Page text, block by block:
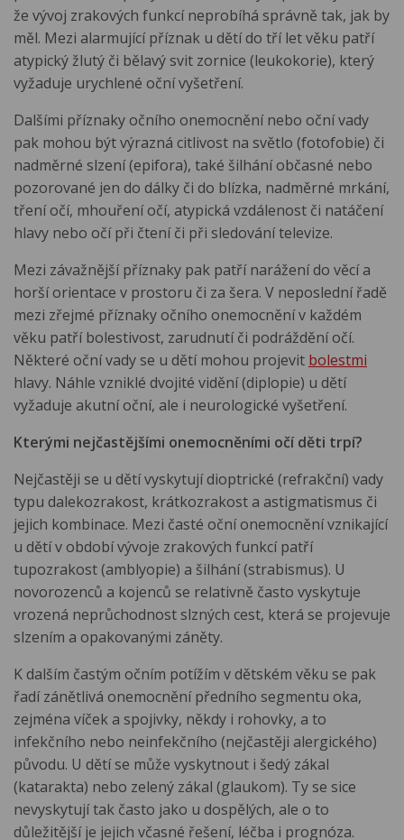
že vývoj zrakových funkcí neprobíhá správně tak, jak by
měl. Mezi alarmující příznak u dětí do tří let věku patří
atypický žlutý či bělavý svit zornice (leukokorie), který
vyžaduje urychlené oční vyšetření.
Dalšími příznaky očního onemocnění nebo oční vady
pak mohou být výrazná citlivost na světlo (fotofobie) či
nadměrné slzení (epifora), také šilhání občasné nebo
pozorované jen do dálky či do blízka, nadměrné mrkání,
tření očí, mhouření očí, atypická vzdálenost či natáčení
hlavy nebo očí při čtení či při sledování televize.
Mezi závažnější příznaky pak patří narážení do věcí a
horší orientace v prostoru či za šera. V neposlední řadě
mezi zřejmé příznaky očního onemocnění v každém
věku patří bolestivost, zarudnutí či podráždění očí.
Některé oční vady se u dětí mohou projevit bolestmi
hlavy. Náhle vzniklé dvojité vidění (diplopie) u dětí
vyžaduje akutní oční, ale i neurologické vyšetření.
Kterými nejčastějšími onemocněními očí děti trpí?
Nejčastěji se u dětí vyskytují dioptrické (refrakční) vady
typu dalekozrakost, krátkozrakost a astigmatismus či
jejich kombinace. Mezi časté oční onemocnění vznikající
u dětí v období vývoje zrakových funkcí patří
tupozrakost (amblyopie) a šilhání (strabismus). U
novorozenců a kojenců se relativně často vyskytuje
vrozená neprůchodnost slzných cest, která se projevuje
slzením a opakovanými záněty.
K dalším častým očním potížím v dětském věku se pak
řadí zánětlivá onemocnění předního segmentu oka,
zejména víček a spojivky, někdy i rohovky, a to
infekčního nebo neinfekčního (nejčastěji alergického)
původu. U dětí se může vyskytnout i šedý zákal
(katarakta) nebo zelený zákal (glaukom). Ty se sice
nevyskytují tak často jako u dospělých, ale o to
důležitější je jejich včasné řešení, léčba i prognóza.